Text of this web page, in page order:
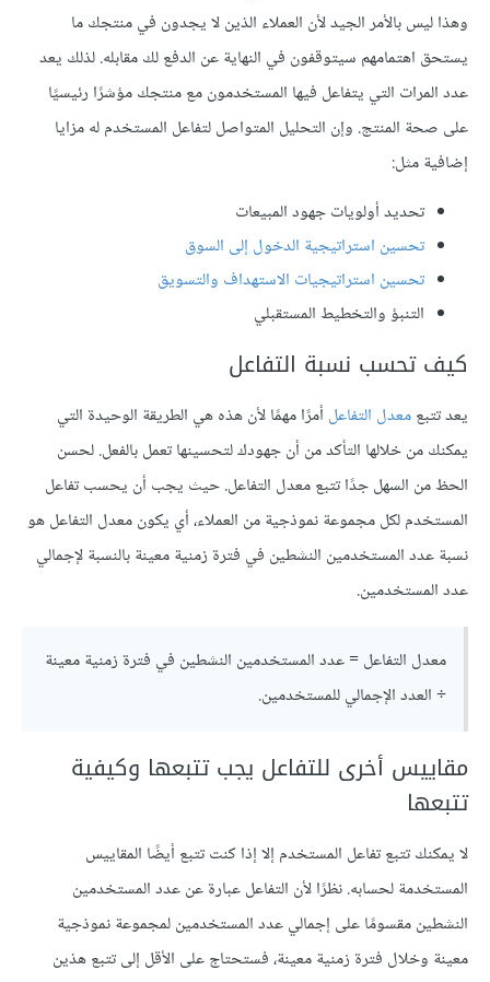
وهذا ليس بالأمر الجيد لأن العملاء الذين لا يجدون في منتجك ما
يستحق اهتمامهم سيتوقفون في النهاية عن الدفع لك مقابله. لذلك يعد
عدد المرات التي يتفاعل فيها المستخدمون مع منتجك مؤشرًا رئيسيًا
على صحة المنتج. وإن التحليل المتواصل لتفاعل المستخدم له مزايا
إضافية مثل:
تحديد أولويات جهود المبيعات
تحسين استراتيجية الدخول إلى السوق
تحسين استراتيجيات الاستهداف والتسويق
التنبؤ والتخطيط المستقبلي
كيف تحسب نسبة التفاعل
يعد تتبعمعدل التفاعل أمرًا مهمًا لأن هذه هي الطريقة الوحيدة التي
يمكنك من خلالها التأكد من أن جهودك لتحسينها تعمل بالفعل. لحسن
الحظ من السهل جدًا تتبع معدل التفاعل. حيث يجب أن يحسب تفاعل
المستخدم لكل مجموعة نموذجية من العملاء، أي يكون معدل التفاعل هو
نسبة عدد المستخدمين النشطين في فترة زمنية معينة بالنسبة لإجمالي
عدد المستخدمين.
معدل التفاعل = عدد المستخدمين النشطين في فترة زمنية معينة
÷ العدد الإجمالي للمستخدمين.
مقاييس أخرى للتفاعل يجب تتبعها وكيفية
تتبعها
لا يمكنك تتبع تفاعل المستخدم إلا إذا كنت تتبع أيضًا المقاييس
المستخدمة لحسابه. نظرًا لأن التفاعل عبارة عن عدد المستخدمين
النشطين مقسومًا على إجمالي عدد المستخدمين لمجموعة نموذجية
معينة وخلال فترة زمنية معينة، فستحتاج على الأقل إلى تتبع هذين